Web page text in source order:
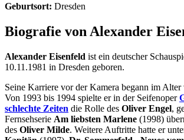
Geburtsort: Dresden
Biografie von Alexander
Alexander Eisenfeld ist ein deutscher
10.11.1981 in Dresden geboren.
Seine Karriere vor der Kamera begann im
Von 1993 bis 1994 spielte er in der Seifenoper
schlechte Zeiten die Rolle des Oliver Engel,
Fernsehserie Am liebsten Marlene (1998)
des Oliver Milde. Weitere Auftritte hatte er